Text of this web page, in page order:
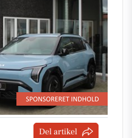
Del artikel